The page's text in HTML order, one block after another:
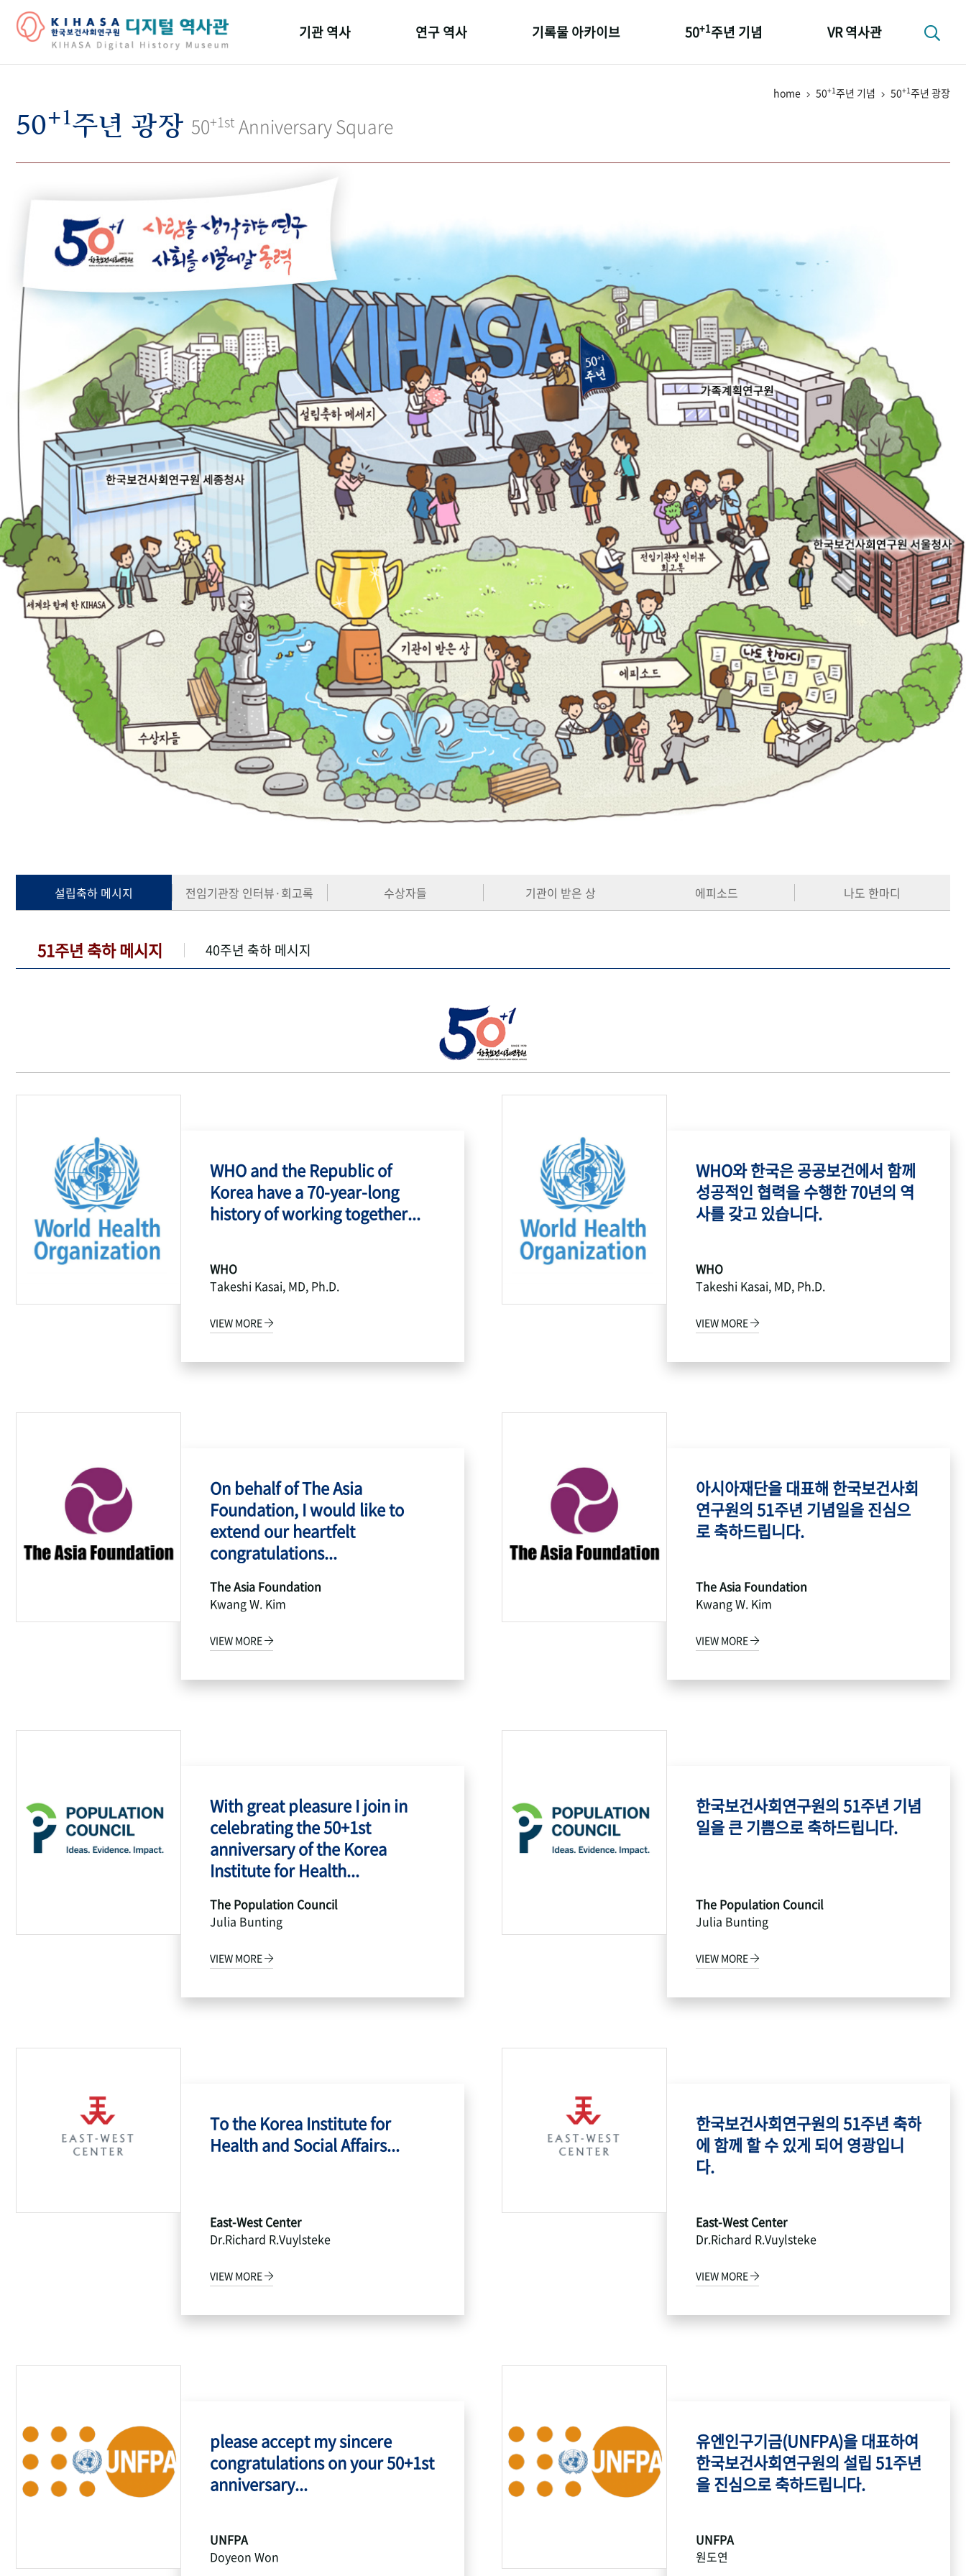
기관 역사
역대 기관장
연구 역사 기록물 아카이브 50+1주년 기념 VR 역사관
home 50+1주년 기념 50+1주년 광장
50+1주년 광장 50+1st Anniversary Square
설립축하 메시지 전임기관장 인터뷰·회고록 수상자들 기관이 받은 상 에피소드 나도 한마디
51주년 축하 메시지 40주년 축하 메시지
WHO and the Republic of
Korea have a 70-year-long
history of working together...
WHO
Takeshi Kasai, MD, Ph.D.
VIEW MORE
WHO와 한국은 공공보건에서 함께
성공적인 협력을 수행한 70년의 역
사를 갖고 있습니다.
WHO
Takeshi Kasai, MD, Ph.D.
VIEW MORE
On behalf of The Asia
Foundation, I would like to
extend our heartfelt
congratulations...
The Asia Foundation
Kwang W. Kim
VIEW MORE
아시아재단을 대표해 한국보건사회
연구원의 51주년 기념일을 진심으
로 축하드립니다.
The Asia Foundation
Kwang W. Kim
VIEW MORE
With great pleasure I join in
celebrating the 50+1st
anniversary of the Korea
Institute for Health...
The Population Council
Julia Bunting
VIEW MORE
한국보건사회연구원의 51주년 기념
일을 큰 기쁨으로 축하드립니다.
The Population Council
Julia Bunting
VIEW MORE
To the Korea Institute for
Health and Social Affairs...
East-West Center
Dr.Richard R.Vuylsteke
VIEW MORE
한국보건사회연구원의 51주년 축하
에 함께 할 수 있게 되어 영광입니
다.
East-West Center
Dr.Richard R.Vuylsteke
VIEW MORE
please accept my sincere
congratulations on your 50+1st
anniversary...
UNFPA
Doyeon Won
유엔인구기금(UNFPA)을 대표하여
한국보건사회연구원의 설립 51주년
을 진심으로 축하드립니다.
UNFPA
원도연